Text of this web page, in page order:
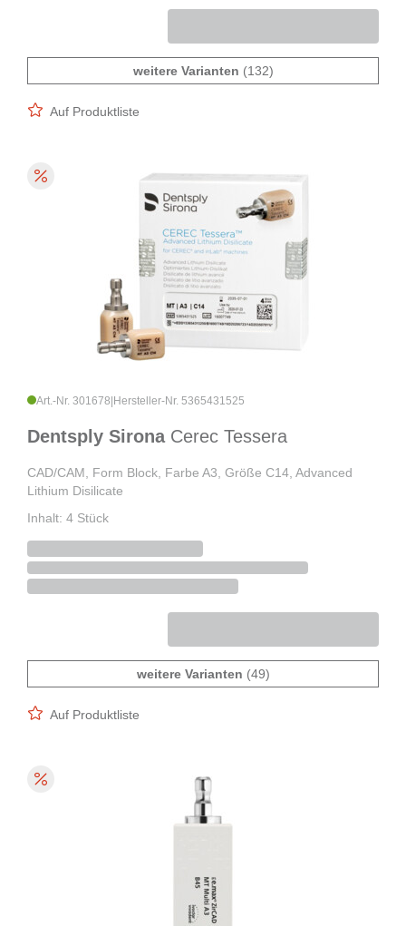
weitere Varianten (132)
Auf Produktliste
Art.-Nr. 301678 Hersteller-Nr. 5365431525
Dentsply Sirona Cerec Tessera
CAD/CAM, Form Block, Farbe A3, Größe C14, Advanced
Lithium Disilicate
Inhalt: 4 Stück
weitere Varianten (49)
Auf Produktliste